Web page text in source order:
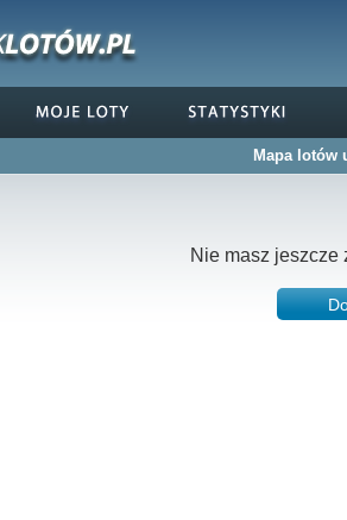
Mapa lotów
Nie masz jeszcze